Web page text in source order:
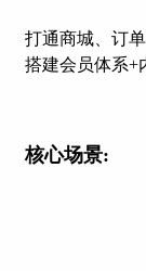
打通商城、订
搭建会员体系+
核心场景: